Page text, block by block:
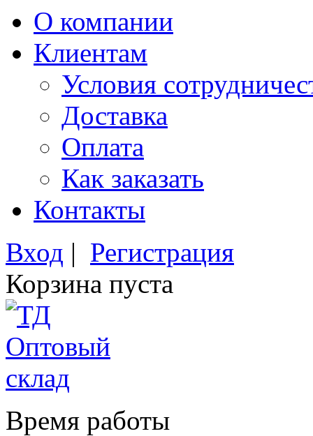
О компании
Клиентам
Условия
Доставка
Оплата
Как заказать
Контакты
Вход | Регистрация
Корзина пуста
Время работы